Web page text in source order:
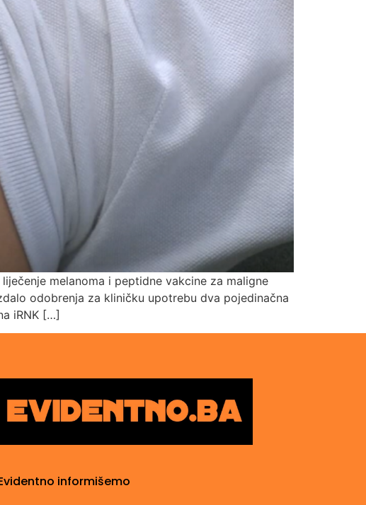
melanoma i peptidne vakcine za maligne
odobrenja za kliničku upotrebu dva pojedinačna
iRNK […]
informišemo